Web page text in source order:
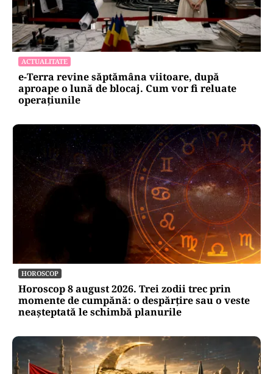
ACTUALITATE
e-Terra revine săptămâna viitoare, după
aproape o lună de blocaj. Cum vor fi reluate
operațiunile
HOROSCOP
Horoscop 8 august 2026. Trei zodii trec prin
momente de cumpănă: o despărțire sau o veste
neașteptată le schimbă planurile